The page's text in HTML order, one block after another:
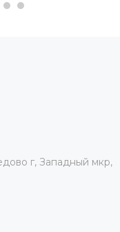
г, Западный мкр,